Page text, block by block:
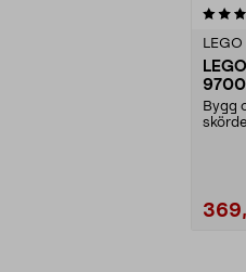
LEGO
Bygg